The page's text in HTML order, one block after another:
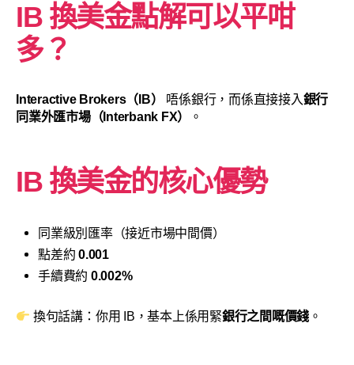
IB 換美金點解可以平咁
多？
Interactive Brokers（IB） 唔係銀行，而係直接接入銀行
同業外匯市場（Interbank FX）
。
IB 換美金的核心優勢
同業級別匯率（接近市場中間價）
點差約0.001
手續費約 0.002%
換句話講：你用 IB，基本上係用緊銀行之間嘅價錢 。